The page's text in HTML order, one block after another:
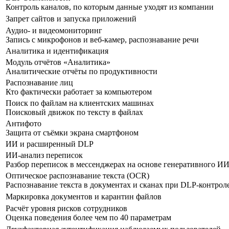
Контроль каналов, по которым данные уходят из компании
Запрет сайтов и запуска приложений
Аудио- и видеомониторинг
Запись с микрофонов и веб-камер, распознавание речи
Аналитика и идентификация
Модуль отчётов «Аналитика»
Аналитические отчёты по продуктивности
Распознавание лиц
Кто фактически работает за компьютером
Поиск по файлам на клиентских машинах
Поисковый движок по тексту в файлах
Антифото
Защита от съёмки экрана смартфоном
ИИ и расширенный DLP
ИИ-анализ переписок
Разбор переписок в мессенджерах на основе генеративного ИИ
Оптическое распознавание текста (OCR)
Распознавание текста в документах и сканах при DLP-
Маркировка документов и карантин файлов
Расчёт уровня рисков сотрудников
Оценка поведения более чем по 40 параметрам